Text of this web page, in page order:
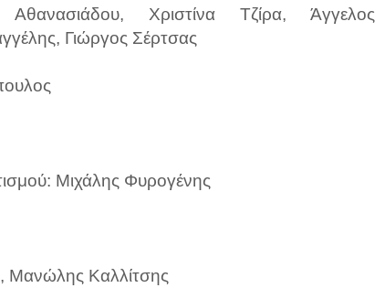
Χριστίνα Τζίρα, Άγγελος
Γιώργος Σέρτσας
Μιχάλης Φυρογένης
Καλλίτσης